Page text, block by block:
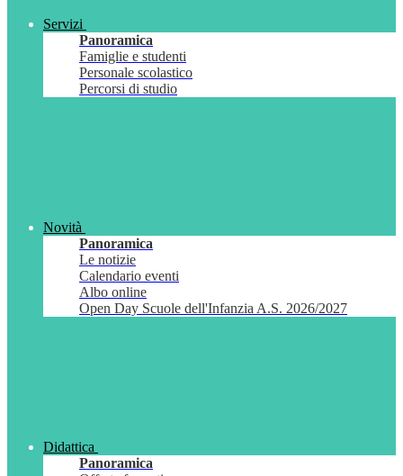
Servizi
Panoramica
Famiglie e studenti
Personale scolastico
Percorsi di studio
Novità
Panoramica
Le notizie
Calendario eventi
Albo online
Open Day Scuole dell'Infanzia A.S. 2026/2027
Didattica
Panoramica